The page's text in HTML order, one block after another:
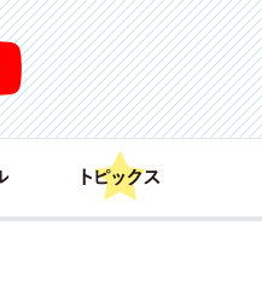
カードリスト